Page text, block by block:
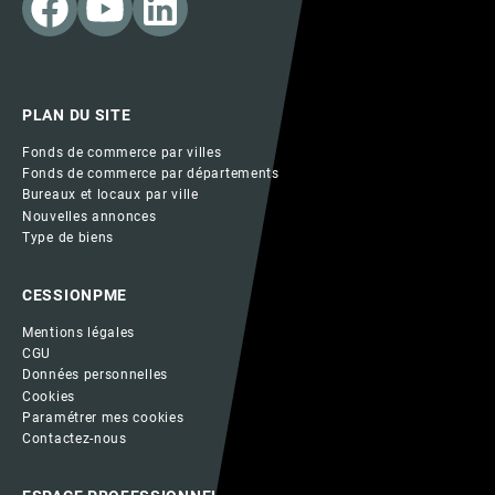
PLAN DU SITE
Fonds de commerce par villes
Fonds de commerce par départements
Bureaux et locaux par ville
Nouvelles annonces
Type de biens
CESSIONPME
Mentions légales
CGU
Données personnelles
Cookies
Paramétrer mes cookies
Contactez-nous